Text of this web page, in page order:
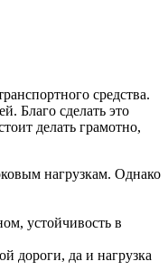
средства.
Благо сделать это
делать грамотно,
нагрузкам. Однако
устойчивость в
дороги, да и нагрузка